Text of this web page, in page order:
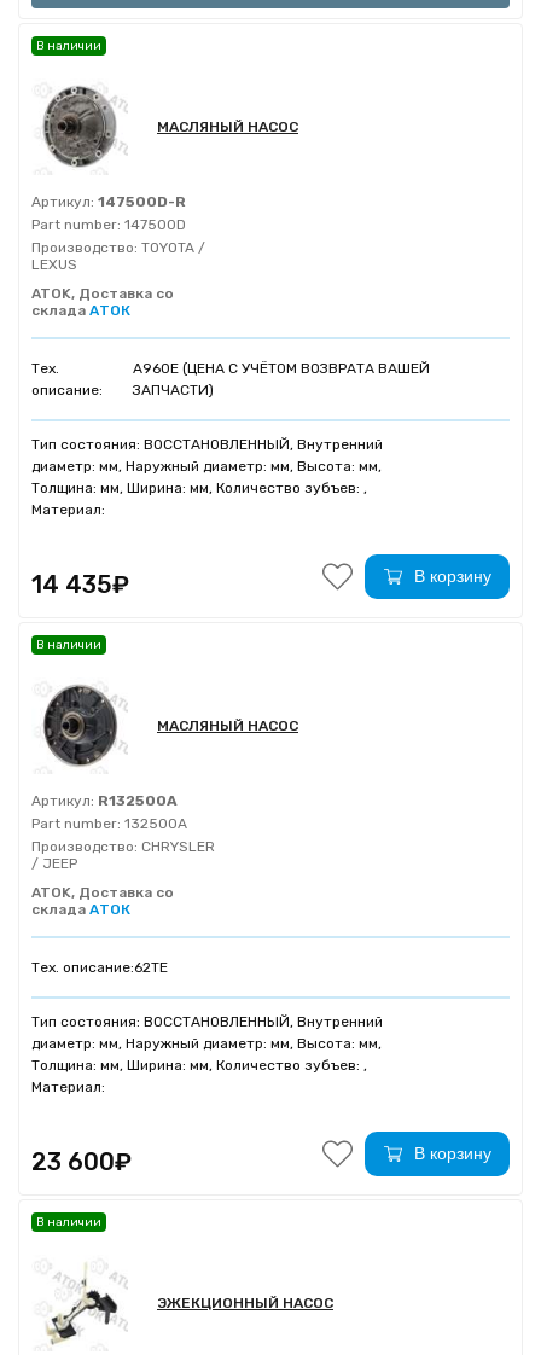
МАСЛЯНЫЙ НАСОС
Артикул: 147500D-R
Part number: 147500D
Производство: TOYOTA /
LEXUS
ATOK, Доставка со
склада АТОК
Тех.
описание:
A960E (ЦЕНА С УЧЁТОМ ВОЗВРАТА ВАШЕЙ
ЗАПЧАСТИ)
Тип состояния: ВОССТАНОВЛЕННЫЙ, Внутренний
диаметр: мм, Наружный диаметр: мм, Высота: мм,
Толщина: мм, Ширина: мм, Количество зубъев: ,
Материал:
В наличии
14 435₽ В корзину
МАСЛЯНЫЙ НАСОС
Артикул: R132500A
Part number: 132500A
Производство: CHRYSLER
/ JEEP
ATOK, Доставка со
склада АТОК
Тех. описание:62TE
Тип состояния: ВОССТАНОВЛЕННЫЙ, Внутренний
диаметр: мм, Наружный диаметр: мм, Высота: мм,
Толщина: мм, Ширина: мм, Количество зубъев: ,
Материал:
В наличии
23 600₽ В корзину
ЭЖЕКЦИОННЫЙ НАСОС
В наличии